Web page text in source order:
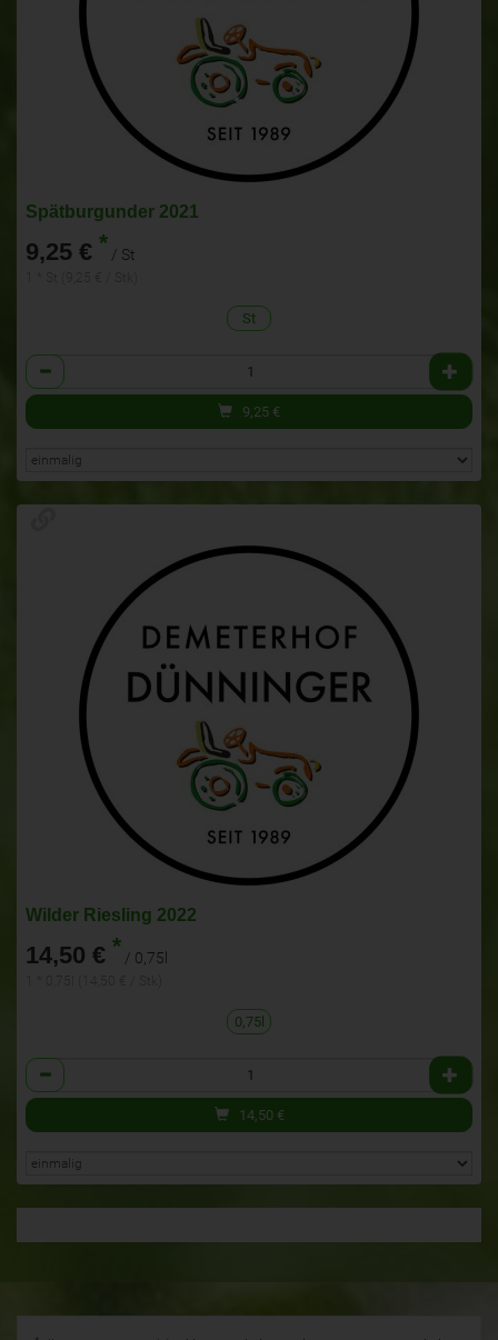
Spätburgunder 2021
9,25 € * / St
St
Anzahl
9,25 €
Wilder Riesling 2022
14,50 € * / 0,75l
0,75l
Anzahl
14,50 €